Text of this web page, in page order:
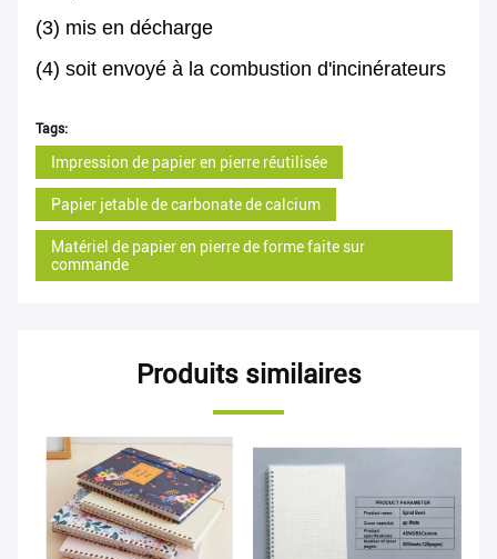
(3) mis en décharge
(4) soit envoyé à la combustion d'incinérateurs
Tags:
Impression de papier en pierre réutilisée
Papier jetable de carbonate de calcium
Matériel de papier en pierre de forme faite sur
commande
Produits similaires